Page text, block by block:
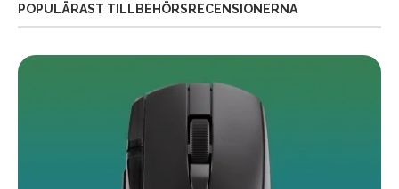
POPULÄRAST TILLBEHÖRSRECENSIONERNA